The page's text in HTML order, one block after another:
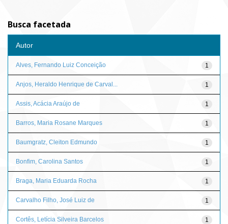
Busca facetada
Autor
1
Alves, Fernando Luiz Conceição
1
Anjos, Heraldo Henrique de Carval...
1
Assis, Acácia Araújo de
1
Barros, Maria Rosane Marques
1
Baumgratz, Cleiton Edmundo
1
Bonfim, Carolina Santos
1
Braga, Maria Eduarda Rocha
1
Carvalho Filho, José Luiz de
1
Cortês, Letícia Silveira Barcelos